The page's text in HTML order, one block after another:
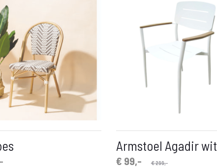
Armstoel Agadir wit
€299,-
Oorspronkelijke
€ 99,-
Huidige